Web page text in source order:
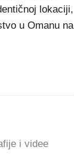
lokaciji,
u Omanu na
i videe